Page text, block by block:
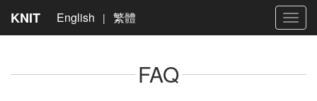
KNIT English | 繁體
FAQ